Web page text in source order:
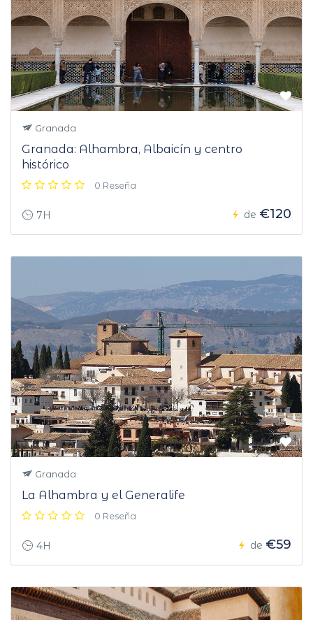
Granada
Granada: Alhambra, Albaicín y centro
histórico
0 Reseña
7H de €120
Granada
La Alhambra y el Generalife
0 Reseña
4H de €59